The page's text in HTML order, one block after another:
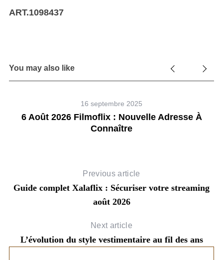
ART.1098437
You may also like
16 septembre 2025
6 Août 2026 Filmoflix : Nouvelle Adresse À
Connaître
Previous article
Guide complet Xalaflix : Sécuriser votre streaming
août 2026
Next article
L’évolution du style vestimentaire au fil des ans